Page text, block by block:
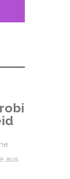
aus